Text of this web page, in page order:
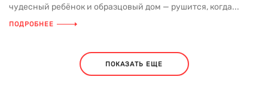
чудесный ребёнок и образцовый дом — рушится, когда...
ПОДРОБНЕЕ
ПОКАЗАТЬ ЕЩЕ